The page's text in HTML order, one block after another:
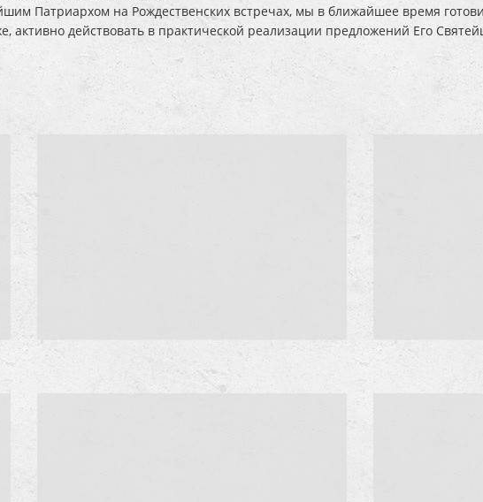
Патриархом на Рождественских встречах, мы в ближайшее время
действовать в практической реализации предложений Его